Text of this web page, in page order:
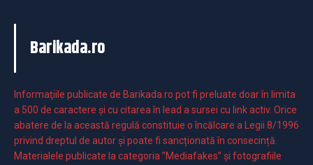
Barikada.ro
Informaţiile publicate de Barikada.ro pot fi preluate doar în limita
a 500 de caractere şi cu citarea în lead a sursei cu link activ. Orice
abatere de la această regulă constituie o încălcare a Legii 8/1996
privind dreptul de autor și poate fi sancționată în consecință.
Materialele publicate la categoria ”Mediafakes” și fotografiile